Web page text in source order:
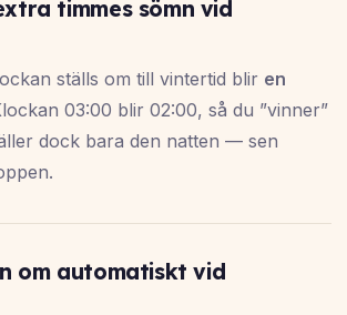
timmes sömn vid
ställs om till vintertid blir en
03:00 blir 02:00, så du ”vinner”
dock bara den natten — sen
om automatiskt vid